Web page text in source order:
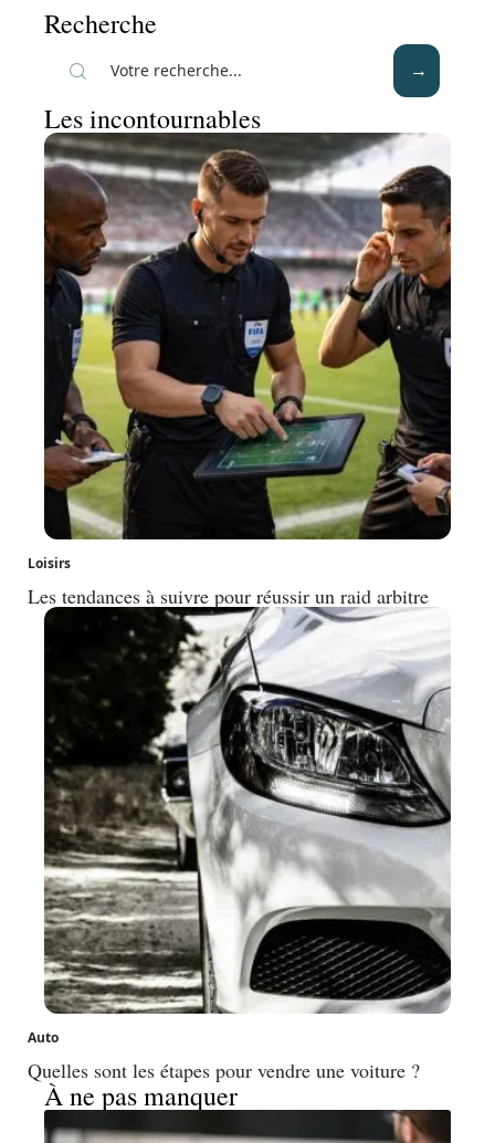
Recherche
Les incontournables
Loisirs
Les tendances à suivre pour réussir un raid arbitre
Auto
Quelles sont les étapes pour vendre une voiture ?
À ne pas manquer